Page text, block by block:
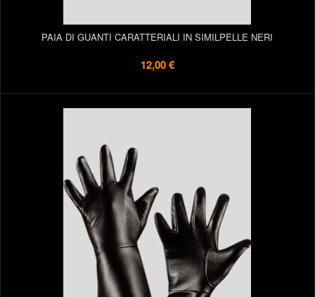
PAIA DI GUANTI CARATTERIALI IN SIMILPELLE NERI
12,00 €